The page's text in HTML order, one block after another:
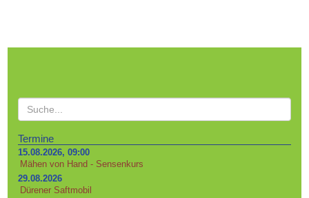
Termine
15.08.2026, 09:00
Mähen von Hand - Sensenkurs
29.08.2026
Dürener Saftmobil